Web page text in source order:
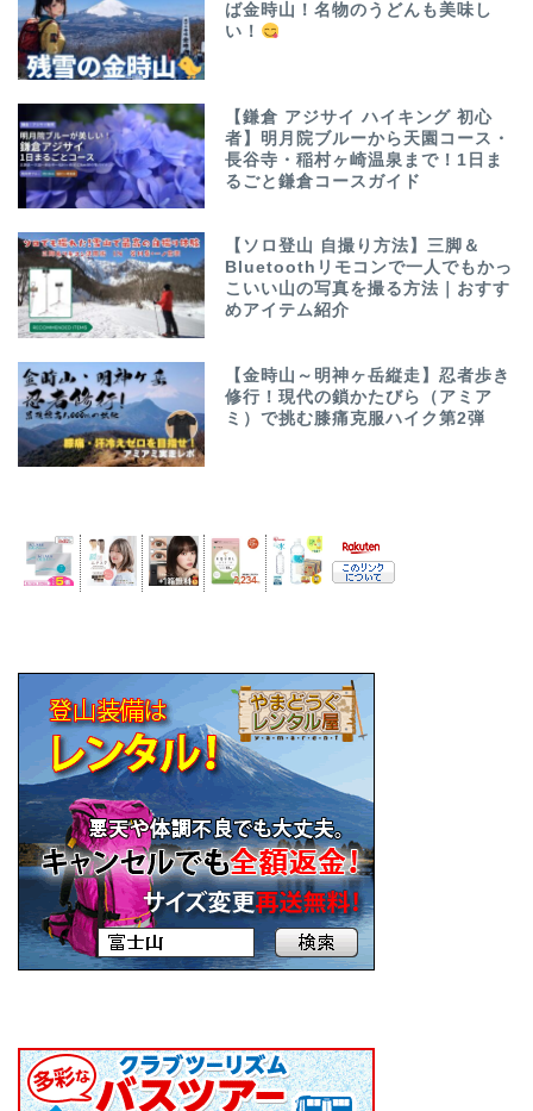
ば金時山！名物のうどんも美味し
い！
【鎌倉 アジサイ ハイキング 初心
者】明月院ブルーから天園コース・
長谷寺・稲村ヶ崎温泉まで！1日ま
るごと鎌倉コースガイド
【ソロ登山 自撮り方法】三脚＆
Bluetoothリモコンで一人でもかっ
こいい山の写真を撮る方法｜おすす
めアイテム紹介
【金時山～明神ヶ岳縦走】忍者歩き
修行！現代の鎖かたびら（アミア
ミ）で挑む膝痛克服ハイク第2弾